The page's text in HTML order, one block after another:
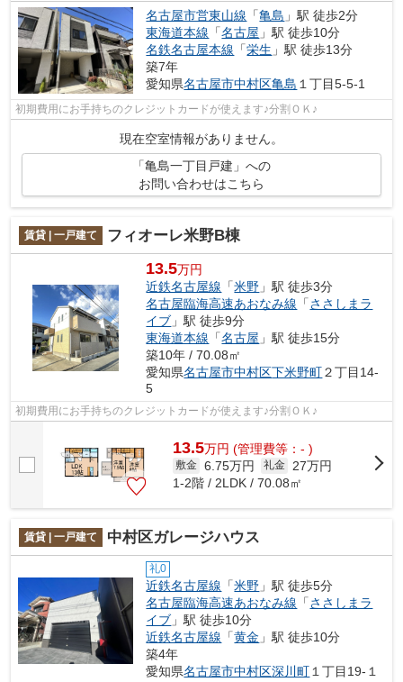
名古屋市営東山線 「亀島 」駅 徒歩2分
東海道本線 「名古屋 」駅 徒歩10分
名鉄名古屋本線 「栄生 」駅 徒歩13分
築7年
愛知県名古屋市中村区亀島 １丁目5-5-1
初期費用にお手持ちのクレジットカードが使えます♪分割ＯＫ♪
現在空室情報がありません。
「亀島一丁目戸建」への
お問い合わせはこちら
賃貸 | 一戸建て フィオーレ米野B棟
13.5万円
近鉄名古屋線 「米野 」駅 徒歩3分
名古屋臨海高速あおなみ線 「ささしまラ
イブ 」駅 徒歩9分
東海道本線 「名古屋 」駅 徒歩15分
築10年 / 70.08㎡
愛知県名古屋市中村区下米野町２丁目14-
5
初期費用にお手持ちのクレジットカードが使えます♪分割ＯＫ♪
13.5万円 (管理費等：- )
敷金 6.75万円 礼金
27万円
1-2階 / 2LDK / 70.08㎡
賃貸 | 一戸建て 中村区ガレージハウス
礼0
近鉄名古屋線 「米野 」駅 徒歩5分
名古屋臨海高速あおなみ線 「ささしまラ
イブ 」駅 徒歩10分
近鉄名古屋線 「黄金 」駅 徒歩10分
築4年
愛知県名古屋市中村区深川町 １丁目19‐１